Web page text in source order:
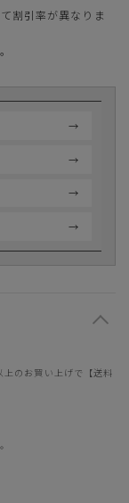
割引率が異なりま
上のお買い上げで【送料